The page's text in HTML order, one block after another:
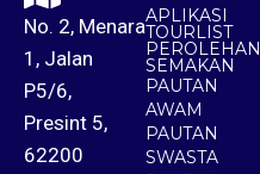
No. 2, Menara
1, Jalan
P5/6,
Presint 5,
62200
APLIKASI
TOURLIST
PEROLEHAN
SEMAKAN
PAUTAN
AWAM
PAUTAN
SWASTA